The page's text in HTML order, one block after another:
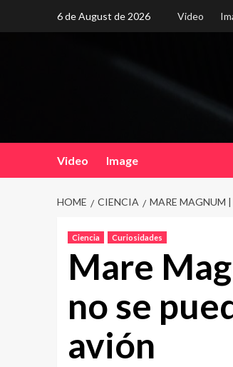
6 de August de 2026 Video
Video Image
HOME CIENCIA MARE MAGNUM
Ciencia Curiosidades
Mare
no se
avión